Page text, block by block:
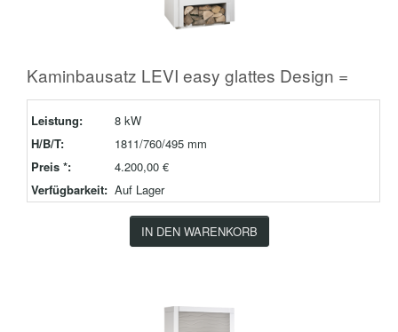
Kaminbausatz LEVI easy glattes Design =
Leistung:
8 kW
H/B/T:
1811/760/495 mm
Preis *:
4.200,00 €
Verfügbarkeit: Auf Lager
IN DEN WARENKORB